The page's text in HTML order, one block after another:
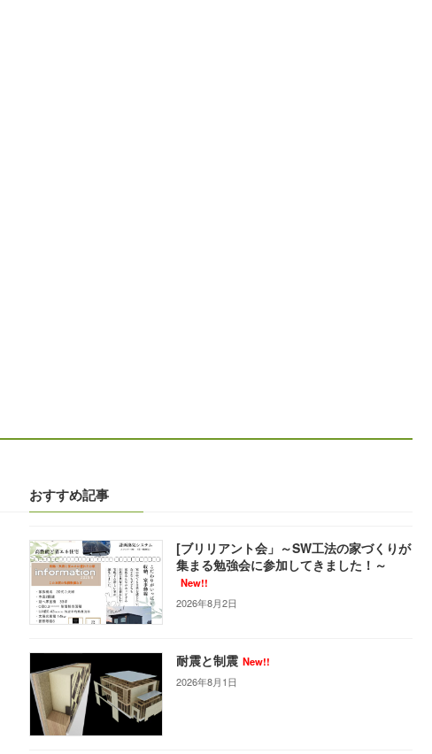
おすすめ記事
[ブリリアント会」～SW工法の家づくりが
集まる勉強会に参加してきました！～
New!!
2026年8月2日
耐震と制震 New!!
2026年8月1日